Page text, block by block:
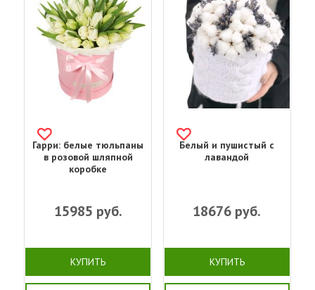
Гарри: белые тюльпаны
в розовой шляпной
коробке
15985 руб.
КУПИТЬ
Белый и пушистый с
лавандой
18676 руб.
КУПИТЬ